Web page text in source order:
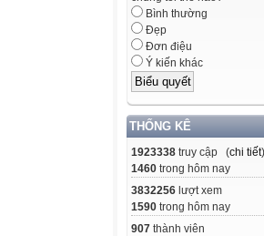
Bình thường
Đẹp
Đơn điệu
Ý kiến khác
THỐNG KÊ
1923338 truy cập (chi tiết)
1460 trong hôm nay
3832256 lượt xem
1590 trong hôm nay
907 thành viên